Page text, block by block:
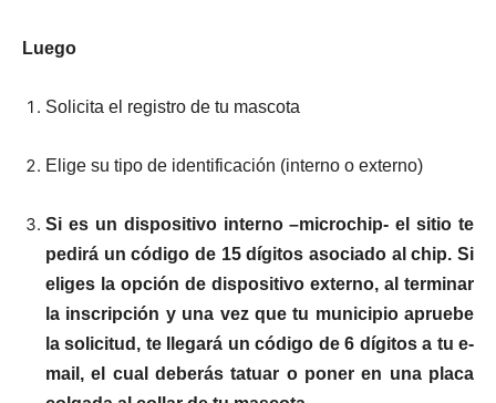
Luego
Solicita el registro de tu mascota
Elige su tipo de identificación (interno o externo)
Si es un dispositivo interno –microchip- el sitio te
pedirá un código de 15 dígitos asociado al chip. Si
eliges la opción de dispositivo externo, al terminar
la inscripción y una vez que tu municipio apruebe
la solicitud, te llegará un código de 6 dígitos a tu e-
mail, el cual deberás tatuar o poner en una placa